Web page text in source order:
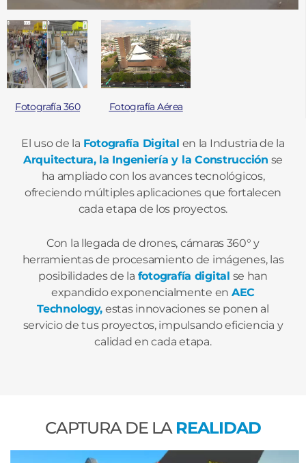
Fotografía 360 Fotografía Aérea
El uso de la Fotografía Digital en la Industria de la
Arquitectura, la Ingeniería y la Construcción se
ha ampliado con los avances tecnológicos,
ofreciendo múltiples aplicaciones que fortalecen
cada etapa de los proyectos.
Con la llegada dedrones, cámaras 360° y
herramientas de procesamiento de imágenes, las
posibilidades de la fotografía digital se han
expandido exponencialmente en AEC
Technology, estas innovaciones se ponen al
servicio de tus proyectos, impulsando eficiencia y
calidad en cada etapa.
CAPTURA DE LA REALIDAD